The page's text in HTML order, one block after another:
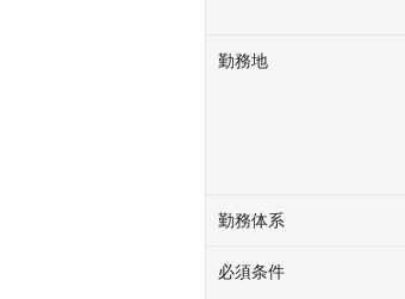
勤務地
勤務体系
必須条件